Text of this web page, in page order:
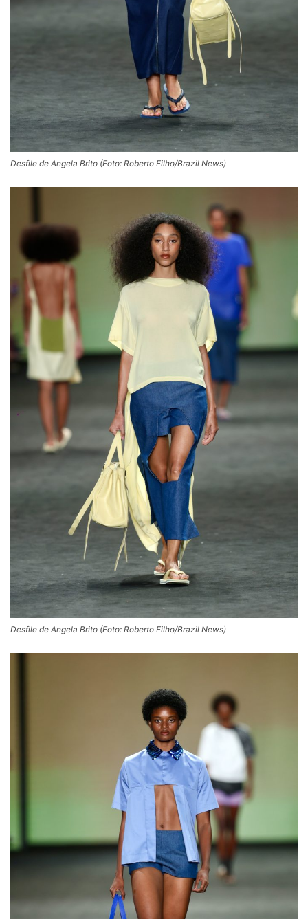
Desfile de Angela Brito (Foto: Roberto Filho/Brazil News)
Desfile de Angela Brito (Foto: Roberto Filho/Brazil News)